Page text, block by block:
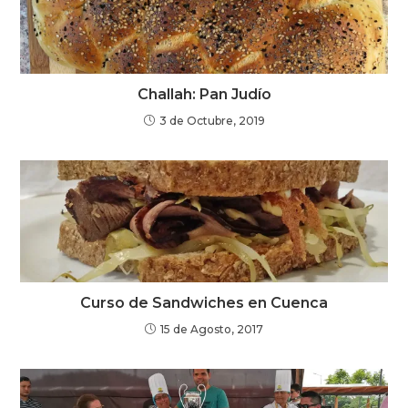
Challah: Pan Judío
3 de Octubre, 2019
Curso de Sandwiches en Cuenca
15 de Agosto, 2017